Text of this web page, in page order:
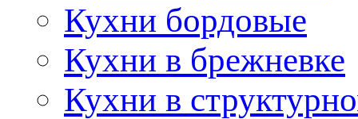
Кухни бордовые
Кухни в брежневке
Кухни в